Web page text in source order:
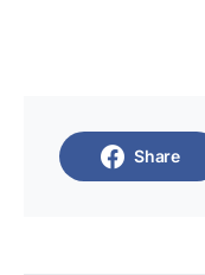
Share